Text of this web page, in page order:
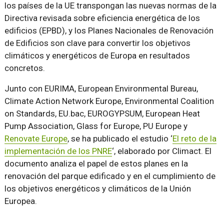
los países de la UE transpongan las nuevas normas de la
Directiva revisada sobre eficiencia energética de los
edificios (EPBD), y los Planes Nacionales de Renovación
de Edificios son clave para convertir los objetivos
climáticos y energéticos de Europa en resultados
concretos.
Junto con EURIMA, European Environmental Bureau,
Climate Action Network Europe, Environmental Coalition
on Standards, EU.bac, EUROGYPSUM, European Heat
Pump Association, Glass for Europe, PU Europe y
Renovate Europe, se ha publicado el estudio ‘El reto de la
implementación de los PNRE‘, elaborado por Climact. El
documento analiza el papel de estos planes en la
renovación del parque edificado y en el cumplimiento de
los objetivos energéticos y climáticos de la Unión
Europea.